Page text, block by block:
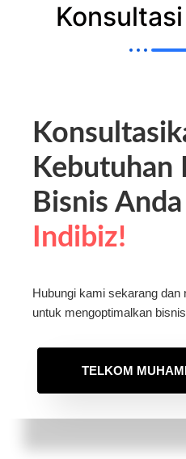
Kebutuhan
Bisnis
Indibiz!
Hubungi kami sekarang
untuk mengoptimalkan
TELKOM